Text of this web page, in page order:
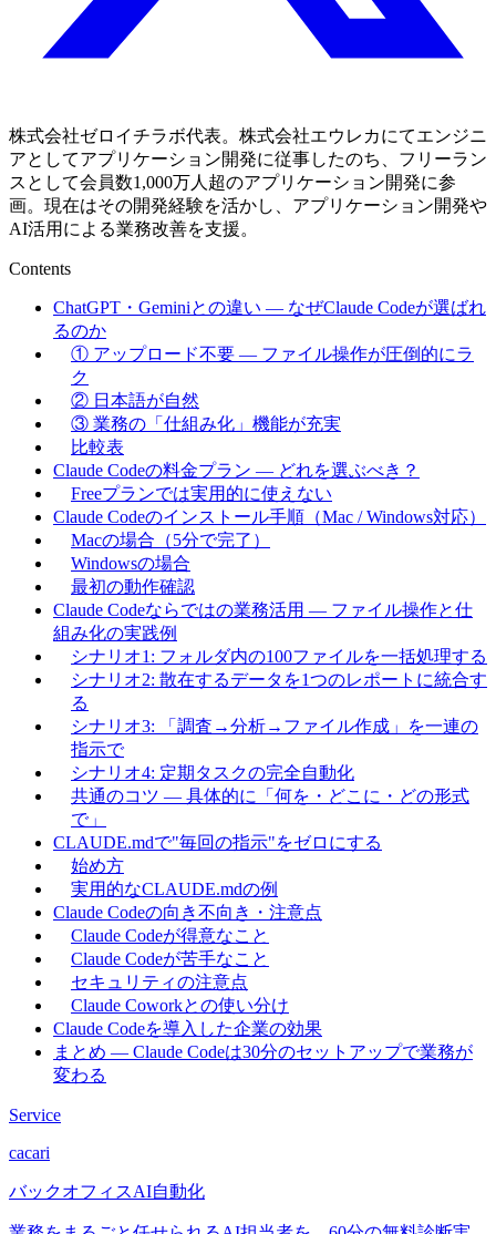
株式会社ゼロイチラボ代表。株式会社エウレカにてエンジニ
アとしてアプリケーション開発に従事したのち、フリーラン
スとして会員数1,000万人超のアプリケーション開発に参
画。現在はその開発経験を活かし、アプリケーション開発や
AI活用による業務改善を支援。
Contents
ChatGPT・Geminiとの違い — なぜClaude Codeが選ばれ
るのか
① アップロード不要 — ファイル操作が圧倒的にラ
ク
② 日本語が自然
③ 業務の「仕組み化」機能が充実
比較表
Claude Codeの料金プラン — どれを選ぶべき？
Freeプランでは実用的に使えない
Claude Codeのインストール手順（Mac / Windows対応）
Macの場合（5分で完了）
Windowsの場合
最初の動作確認
Claude Codeならではの業務活用 — ファイル操作と仕
組み化の実践例
シナリオ1: フォルダ内の100ファイルを一括処理する
シナリオ2: 散在するデータを1つのレポートに統合す
る
シナリオ3: 「調査→分析→ファイル作成」を一連の
指示で
シナリオ4: 定期タスクの完全自動化
共通のコツ — 具体的に「何を・どこに・どの形式
で」
CLAUDE.mdで"毎回の指示"をゼロにする
始め方
実用的なCLAUDE.mdの例
Claude Codeの向き不向き・注意点
Claude Codeが得意なこと
Claude Codeが苦手なこと
セキュリティの注意点
Claude Coworkとの使い分け
Claude Codeを導入した企業の効果
まとめ — Claude Codeは30分のセットアップで業務が
変わる
Service
cacari
バックオフィスAI自動化